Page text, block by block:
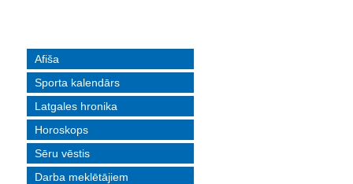
Afiša
Sporta kalendārs
Latgales hronika
Horoskops
Sēru vēstis
Darba meklētājiem